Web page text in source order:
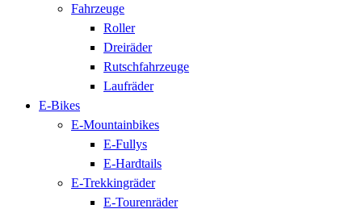
Fahrzeuge
Roller
Dreiräder
Rutschfahrzeuge
Laufräder
E-Bikes
E-Mountainbikes
E-Fullys
E-Hardtails
E-Trekkingräder
E-Tourenräder